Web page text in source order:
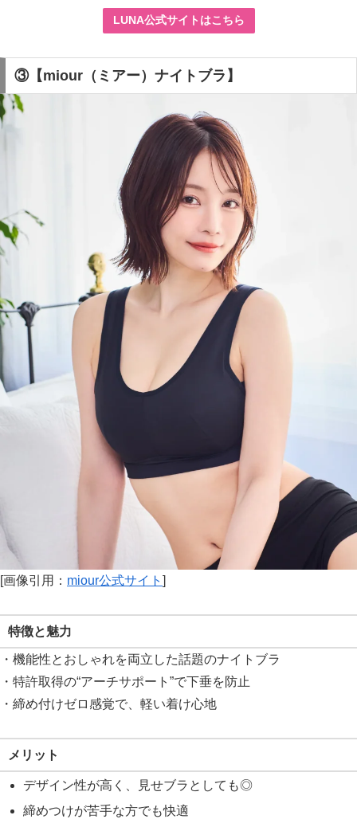
LUNA公式サイトはこちら
③【miour（ミアー）ナイトブラ】
[画像引用： miour公式サイト ]
特徴と魅力
・機能性とおしゃれを両立した話題のナイトブラ
・特許取得の“アーチサポート”で下垂を防止
・締め付けゼロ感覚で、軽い着け心地
メリット
デザイン性が高く、見せブラとしても◎
締めつけが苦手な方でも快適